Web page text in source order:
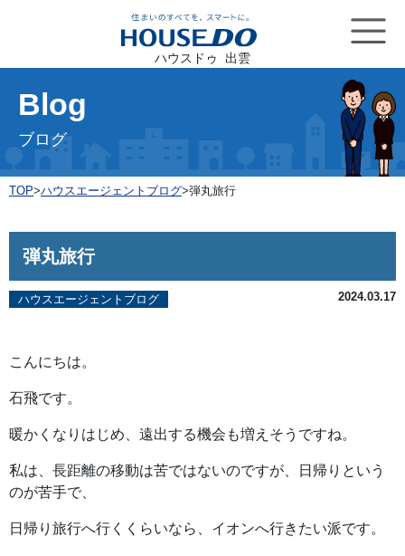
ハウスドゥ 出雲
Blog
ブログ
TOP>ハウスエージェントブログ>弾丸旅行
弾丸旅行
ハウスエージェントブログ 2024.03.17
こんにちは。
石飛です。
暖かくなりはじめ、遠出する機会も増えそうですね。
私は、長距離の移動は苦ではないのですが、日帰りという
のが苦手で、
日帰り旅行へ行くくらいなら、イオンへ行きたい派です。